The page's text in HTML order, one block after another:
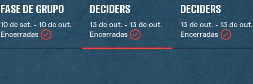
FASE DE GRUPO
10 de set. - 10 de out.
Encerradas
DECIDERS
13 de out. - 13 de out.
Encerradas
DECIDERS
13 de out. - 13 de out.
Encerradas